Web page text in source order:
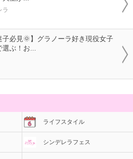
ラ
子必見🌞】グラノーラ好き現役女子
ぶ！お...
ライフスタイル
シンデレラフェス